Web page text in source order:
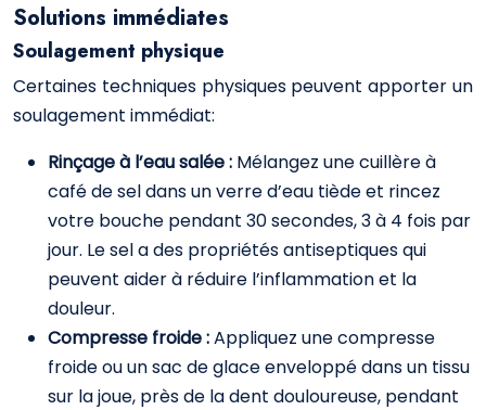
Solutions immédiates
Soulagement physique
Certaines techniques physiques peuvent apporter un
soulagement immédiat:
Rinçage à l’eau salée : Mélangez une cuillère à
café de sel dans un verre d’eau tiède et rincez
votre bouche pendant 30 secondes, 3 à 4 fois par
jour. Le sel a des propriétés antiseptiques qui
peuvent aider à réduire l’inflammation et la
douleur.
Compresse froide :Appliquez une compresse
froide ou un sac de glace enveloppé dans un tissu
sur la joue, près de la dent douloureuse, pendant